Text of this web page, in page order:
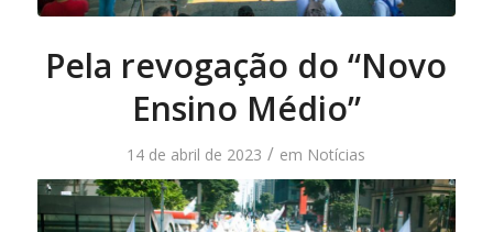
Pela revogação do “Novo
Ensino Médio”
14 de abril de 2023 / em Notícias